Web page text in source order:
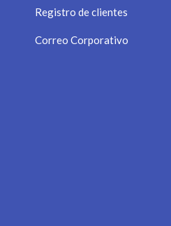
Registro de clientes
Correo Corporativo